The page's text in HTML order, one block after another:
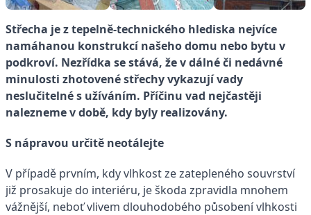
Střecha je z tepelně-technického hlediska nejvíce
namáhanou konstrukcí našeho domu nebo bytu v
podkroví. Nezřídka se stává, že v dálné či nedávné
minulosti zhotovené střechy vykazují vady
neslučitelné s užíváním. Příčinu vad nejčastěji
nalezneme v době, kdy byly realizovány.
S nápravou určitě neotálejte
V případě prvním, kdy vlhkost ze zatepleného souvrství
již prosakuje do interiéru, je škoda zpravidla mnohem
vážnější, neboť vlivem dlouhodobého působení vlhkosti